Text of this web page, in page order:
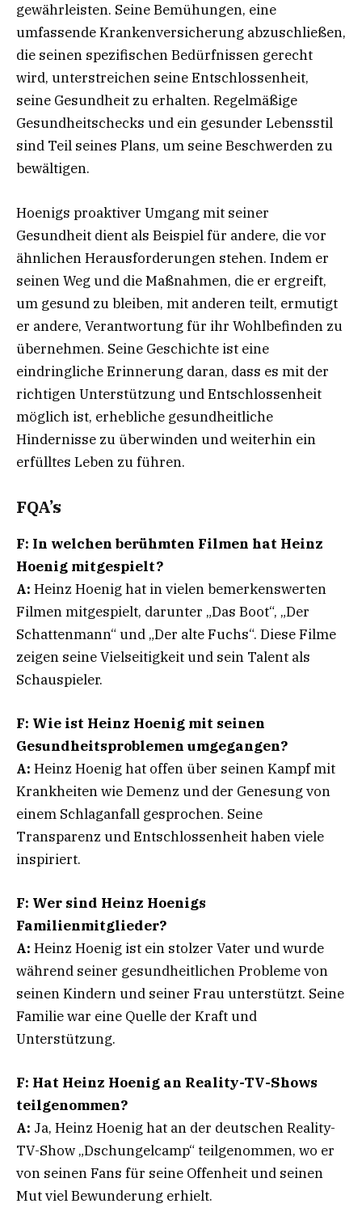
gewährleisten. Seine Bemühungen, eine
umfassende Krankenversicherung abzuschließen,
die seinen spezifischen Bedürfnissen gerecht
wird, unterstreichen seine Entschlossenheit,
seine Gesundheit zu erhalten. Regelmäßige
Gesundheitschecks und ein gesunder Lebensstil
sind Teil seines Plans, um seine Beschwerden zu
bewältigen.
Hoenigs proaktiver Umgang mit seiner
Gesundheit dient als Beispiel für andere, die vor
ähnlichen Herausforderungen stehen. Indem er
seinen Weg und die Maßnahmen, die er ergreift,
um gesund zu bleiben, mit anderen teilt, ermutigt
er andere, Verantwortung für ihr Wohlbefinden zu
übernehmen. Seine Geschichte ist eine
eindringliche Erinnerung daran, dass es mit der
richtigen Unterstützung und Entschlossenheit
möglich ist, erhebliche gesundheitliche
Hindernisse zu überwinden und weiterhin ein
erfülltes Leben zu führen.
FQA’s
F: In welchen berühmten Filmen hat Heinz
Hoenig mitgespielt?
A: Heinz Hoenig hat in vielen bemerkenswerten
Filmen mitgespielt, darunter „Das Boot“, „Der
Schattenmann“ und „Der alte Fuchs“. Diese Filme
zeigen seine Vielseitigkeit und sein Talent als
Schauspieler.
F: Wie ist Heinz Hoenig mit seinen
Gesundheitsproblemen umgegangen?
A: Heinz Hoenig hat offen über seinen Kampf mit
Krankheiten wie Demenz und der Genesung von
einem Schlaganfall gesprochen. Seine
Transparenz und Entschlossenheit haben viele
inspiriert.
F: Wer sind Heinz Hoenigs
Familienmitglieder?
A: Heinz Hoenig ist ein stolzer Vater und wurde
während seiner gesundheitlichen Probleme von
seinen Kindern und seiner Frau unterstützt. Seine
Familie war eine Quelle der Kraft und
Unterstützung.
F: Hat Heinz Hoenig an Reality-TV-Shows
teilgenommen?
A: Ja, Heinz Hoenig hat an der deutschen Reality-
TV-Show „Dschungelcamp“ teilgenommen, wo er
von seinen Fans für seine Offenheit und seinen
Mut viel Bewunderung erhielt.